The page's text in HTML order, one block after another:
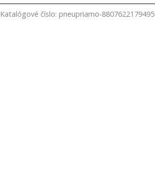
Katalógové číslo:pneupriamo-8807622179495